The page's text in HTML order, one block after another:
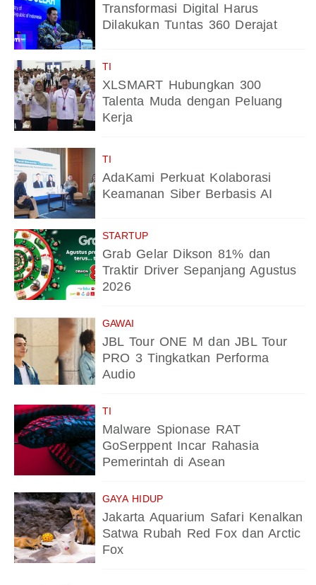
Transformasi Digital Harus
Dilakukan Tuntas 360 Derajat
TI
XLSMART Hubungkan 300
Talenta Muda dengan Peluang
Kerja
TI
AdaKami Perkuat Kolaborasi
Keamanan Siber Berbasis AI
STARTUP
Grab Gelar Dikson 81% dan
Traktir Driver Sepanjang Agustus
2026
GAWAI
JBL Tour ONE M dan JBL Tour
PRO 3 Tingkatkan Performa
Audio
TI
Malware Spionase RAT
GoSerppent Incar Rahasia
Pemerintah di Asean
GAYA HIDUP
Jakarta Aquarium Safari Kenalkan
Satwa Rubah Red Fox dan Arctic
Fox